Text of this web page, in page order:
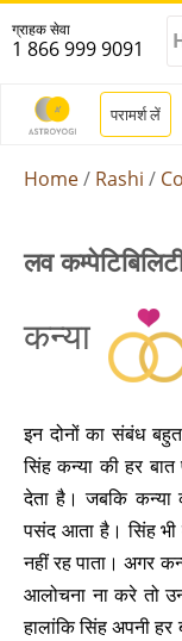
ग्राहक सेवा
1 866 999 9091
परामर्श लें
Home Rashi
लव
कन्या
इन दोनों का संबंध
सिंह कन्या की हर
देता है। जबकि कन्या
पसंद आता है। सिंह भी
नहीं रह पाता। अगर
आलोचना ना करे तो
हालांकि सिंह अपनी